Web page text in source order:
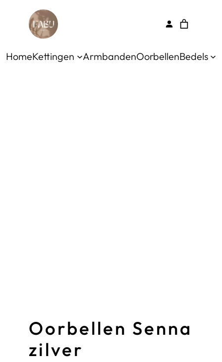
HomeKettingen ArmbandenOorbellenBedels
Oorbellen Senna
zilver